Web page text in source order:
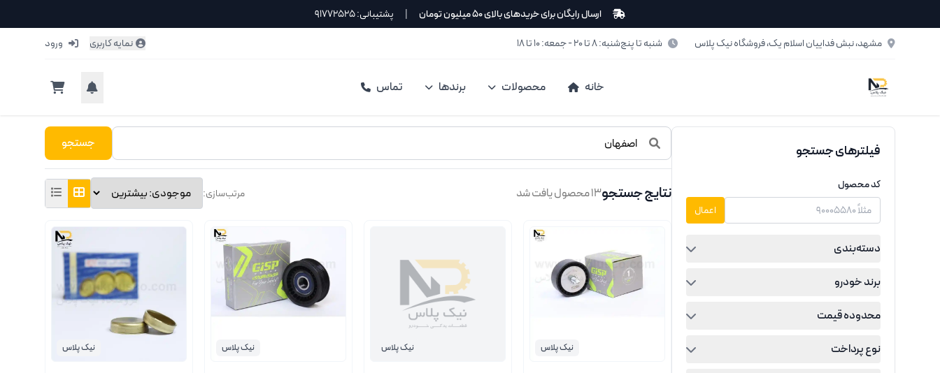
ارسال رایگان برای خریدهای بالای ۵۰ میلیون تومان |
پشتیبانی: ۹۱۷۷۲۵۲۵
مشهد، نبش فداییان اسلام یک، فروشگاه نیک پلاس
شنبه تا پنج‌شنبه: ۸ تا ۲۰ - جمعه: ۱۰ تا ۱۸ نمایه کاربری ورود
خانه محصولات برندها تماس
محصولات اصفهان
فیلترهای جستجو
کد محصول
اعمال
دسته‌بندی
برند خودرو
محدوده قیمت
نوع پرداخت
جستجو
نتایج جستجو۱۳ محصول یافت شد مرتب‌سازی:
نیک پلاس نیک پلاس نیک پلاس نیک پلاس